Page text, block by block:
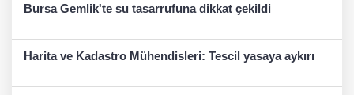
Bursa Gemlik'te su tasarrufuna dikkat çekildi
Harita ve Kadastro Mühendisleri: Tescil yasaya aykırı